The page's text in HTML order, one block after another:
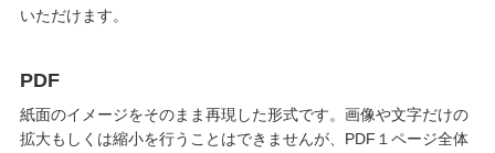
いただけます。
PDF
紙面のイメージをそのまま再現した形式です。画像や文字だけの
拡大もしくは縮小を行うことはできませんが、PDF１ページ全体